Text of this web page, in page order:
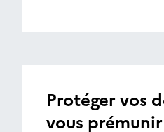
Protéger vos
vous